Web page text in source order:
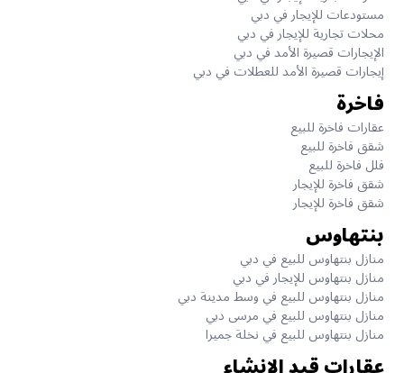
مستودعات للإيجار في دبي
محلات تجارية للإيجار في دبي
الإيجارات قصيرة الأمد في دبي
إيجارات قصيرة الأمد للعطلات في دبي
فاخرة
عقارات فاخرة للبيع
شقق فاخرة للبيع
فلل فاخرة للبيع
شقق فاخرة للإيجار
شقق فاخرة للإيجار
بنتهاوس
منازل بنتهاوس للبيع في دبي
منازل بنتهاوس للإيجار في دبي
منازل بنتهاوس للبيع في وسط مدينة دبي
منازل بنتهاوس للبيع في مرسى دبي
منازل بنتهاوس للبيع في نخلة جميرا